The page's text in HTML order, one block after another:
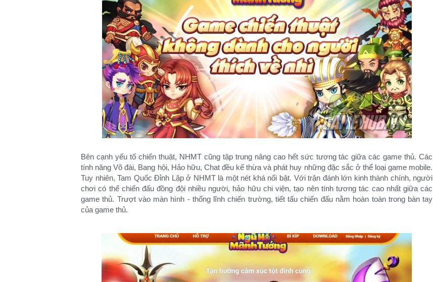
Bên cạnh yếu tố chiến thuật, NHMT cũng tập trung nâng cao hết sức tương tác giữa các game thủ. Các
tính năng Võ đài, Bang hội, Hảo hữu, Chat đều kế thừa và phát huy những đặc sắc ở thể loại game mobile.
Tuy nhiên, Tam Quốc Đỉnh Lập ở NHMT là một nét khá nổi bật. Với trận đánh lớn kinh thành chính, người
chơi có thể chiến đấu đồng đội nhiều người, hảo hữu chi viện, tạo nên tính tương tác cao nhất giữa các
game thủ. Trượt vào màn hình - thống lĩnh chiến trường, tiết tấu chiến đấu nằm hoàn toàn trong bàn tay
của game thủ.